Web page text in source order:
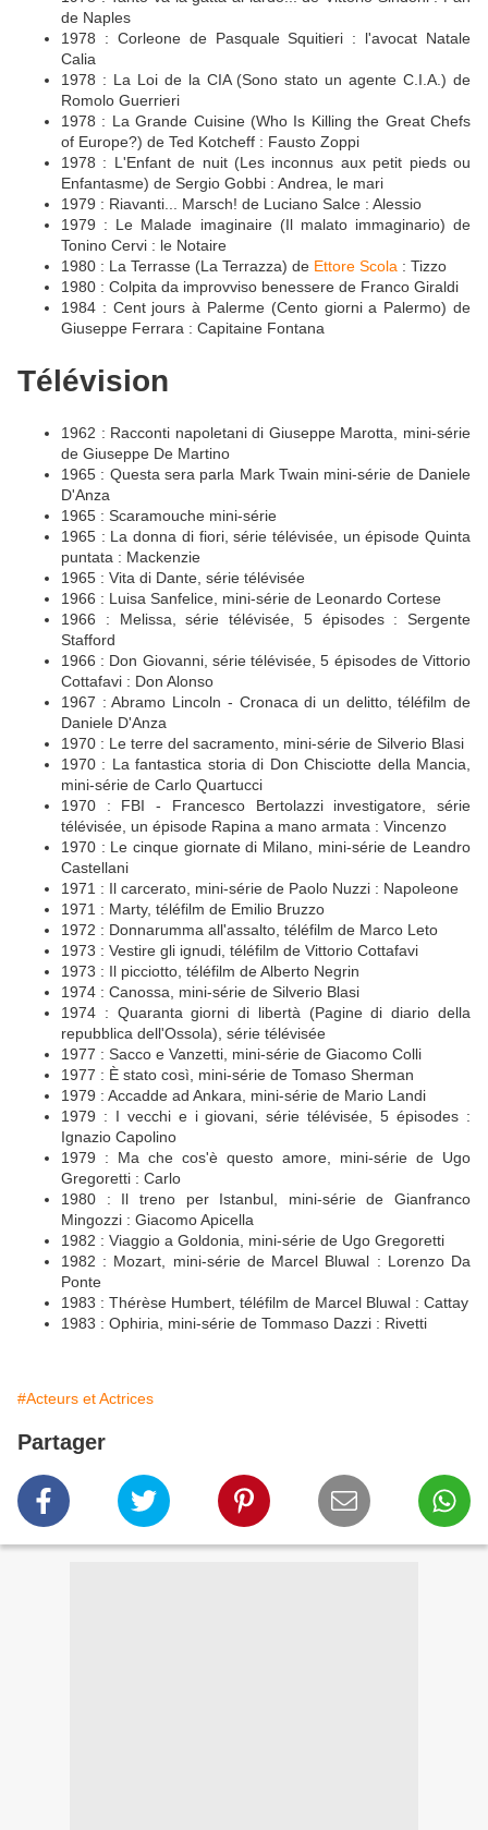
de Naples
1978 : Corleone de Pasquale Squitieri : l'avocat Natale
Calia
1978 : La Loi de la CIA (Sono stato un agente C.I.A.) de
Romolo Guerrieri
1978 : La Grande Cuisine (Who Is Killing the Great Chefs
of Europe?) de Ted Kotcheff : Fausto Zoppi
1978 : L'Enfant de nuit (Les inconnus aux petit pieds ou
Enfantasme) de Sergio Gobbi : Andrea, le mari
1979 : Riavanti... Marsch! de Luciano Salce : Alessio
1979 : Le Malade imaginaire (Il malato immaginario) de
Tonino Cervi : le Notaire
1980 : La Terrasse (La Terrazza) de Ettore Scola : Tizzo
1980 : Colpita da improvviso benessere de Franco Giraldi
1984 : Cent jours à Palerme (Cento giorni a Palermo) de
Giuseppe Ferrara : Capitaine Fontana
Télévision
1962 : Racconti napoletani di Giuseppe Marotta, mini-série
de Giuseppe De Martino
1965 : Questa sera parla Mark Twain mini-série de Daniele
D'Anza
1965 : Scaramouche mini-série
1965 : La donna di fiori, série télévisée, un épisode Quinta
puntata : Mackenzie
1965 : Vita di Dante, série télévisée
1966 : Luisa Sanfelice, mini-série de Leonardo Cortese
1966 : Melissa, série télévisée, 5 épisodes : Sergente
Stafford
1966 : Don Giovanni, série télévisée, 5 épisodes de Vittorio
Cottafavi : Don Alonso
1967 : Abramo Lincoln - Cronaca di un delitto, téléfilm de
Daniele D'Anza
1970 : Le terre del sacramento, mini-série de Silverio Blasi
1970 : La fantastica storia di Don Chisciotte della Mancia,
mini-série de Carlo Quartucci
1970 : FBI - Francesco Bertolazzi investigatore, série
télévisée, un épisode Rapina a mano armata : Vincenzo
1970 : Le cinque giornate di Milano, mini-série de Leandro
Castellani
1971 : Il carcerato, mini-série de Paolo Nuzzi : Napoleone
1971 : Marty, téléfilm de Emilio Bruzzo
1972 : Donnarumma all'assalto, téléfilm de Marco Leto
1973 : Vestire gli ignudi, téléfilm de Vittorio Cottafavi
1973 : Il picciotto, téléfilm de Alberto Negrin
1974 : Canossa, mini-série de Silverio Blasi
1974 : Quaranta giorni di libertà (Pagine di diario della
repubblica dell'Ossola), série télévisée
1977 : Sacco e Vanzetti, mini-série de Giacomo Colli
1977 : È stato così, mini-série de Tomaso Sherman
1979 : Accadde ad Ankara, mini-série de Mario Landi
1979 : I vecchi e i giovani, série télévisée, 5 épisodes :
Ignazio Capolino
1979 : Ma che cos'è questo amore, mini-série de Ugo
Gregoretti : Carlo
1980 : Il treno per Istanbul, mini-série de Gianfranco
Mingozzi : Giacomo Apicella
1982 : Viaggio a Goldonia, mini-série de Ugo Gregoretti
1982 : Mozart, mini-série de Marcel Bluwal : Lorenzo Da
Ponte
1983 : Thérèse Humbert, téléfilm de Marcel Bluwal : Cattay
1983 : Ophiria, mini-série de Tommaso Dazzi : Rivetti
#Acteurs et Actrices
Partager